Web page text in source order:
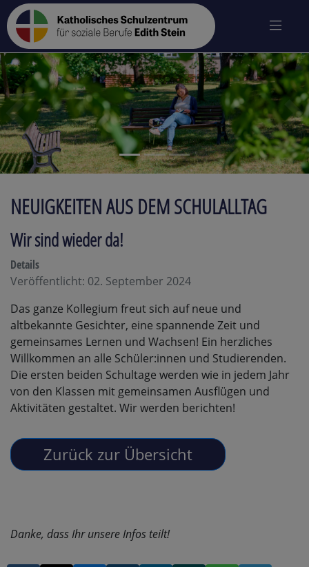
zurück
NEUIGKEITEN AUS DEM SCHULALLTAG
Wir sind wieder da!
Details
Veröffentlicht: 02. September 2024
Das ganze Kollegium freut sich auf neue und
altbekannte Gesichter, eine spannende Zeit und
gemeinsames Lernen und Wachsen! Ein herzliches
Willkommen an alle Schüler:innen und Studierenden.
Die ersten beiden Schultage werden wie in jedem Jahr
von den Klassen mit gemeinsamen Ausflügen und
Aktivitäten gestaltet. Wir werden berichten!
Danke, dass Ihr unsere Infos teilt!